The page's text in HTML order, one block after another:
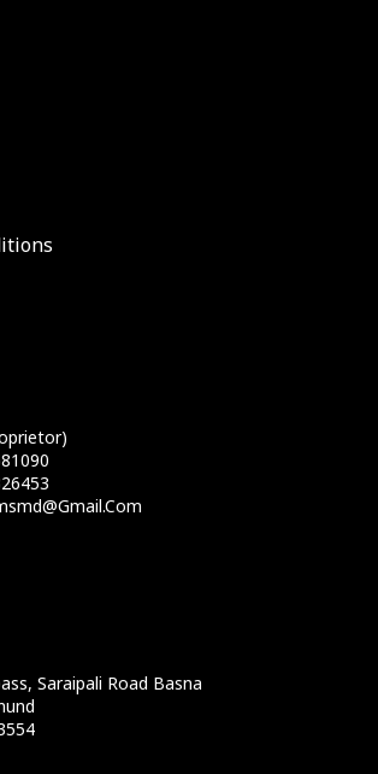
Saraipali Road Basna